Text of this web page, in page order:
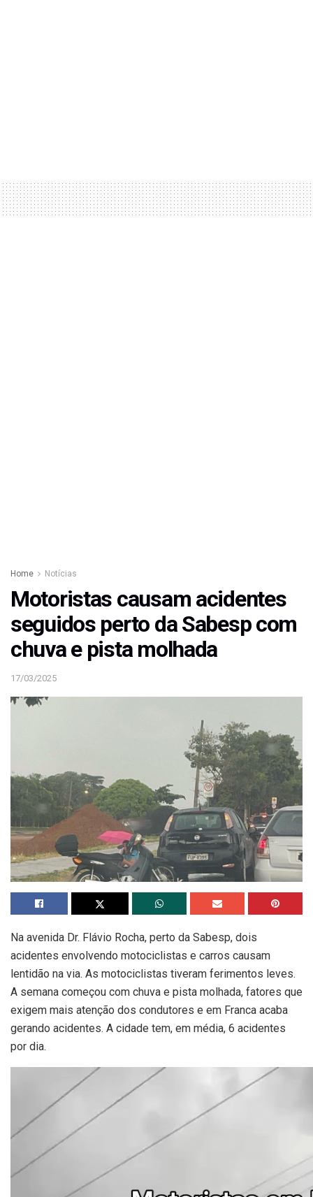
Home Notícias
Motoristas causam acidentes
seguidos perto da Sabesp com
chuva e pista molhada
17/03/2025
Na avenida Dr. Flávio Rocha, perto da Sabesp, dois
acidentes envolvendo motociclistas e carros causam
lentidão na via. As motociclistas tiveram ferimentos leves.
A semana começou com chuva e pista molhada, fatores que
exigem mais atenção dos condutores e em Franca acaba
gerando acidentes. A cidade tem, em média, 6 acidentes
por dia.